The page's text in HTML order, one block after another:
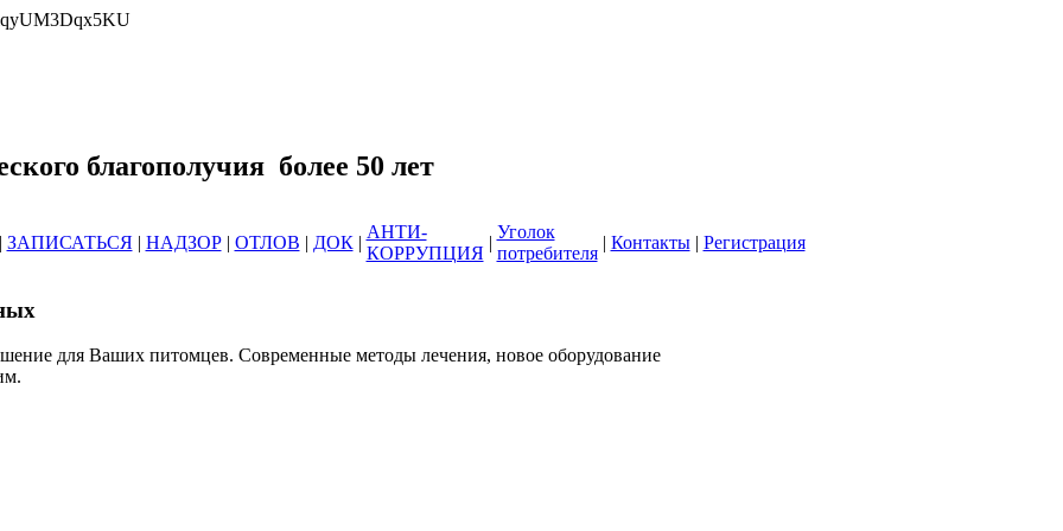
благополучия более 50 лет
ЗАПИСАТЬСЯ | НАДЗОР | ОТЛОВ | ДОК |
АНТИ-
КОРРУПЦИЯ
|
Уголок
потребителя
| Контакты | Регистрация
для Ваших питомцев. Современные методы лечения, новое оборудование